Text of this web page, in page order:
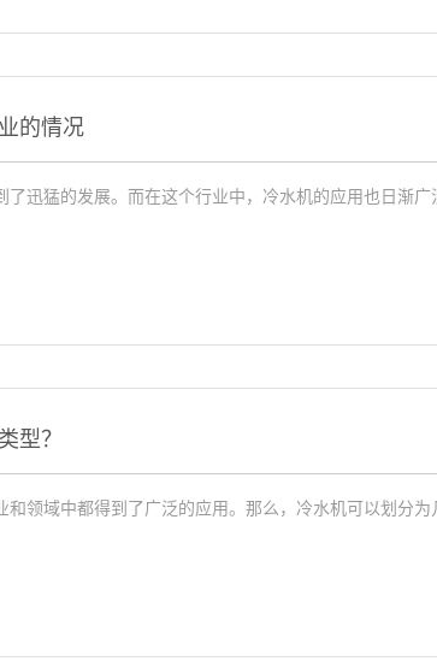
的情况
了迅猛的发展。而在这个行业中，冷水机的应用也日渐
型？
领域中都得到了广泛的应用。那么，冷水机可以划分